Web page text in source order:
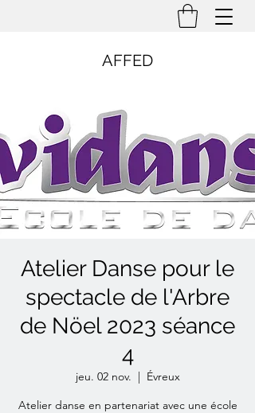
AFFED
Atelier Danse pour le
spectacle de l'Arbre
de Nöel 2023 séance
4
jeu. 02 nov.
  |
Évreux
Atelier danse en partenariat avec une école